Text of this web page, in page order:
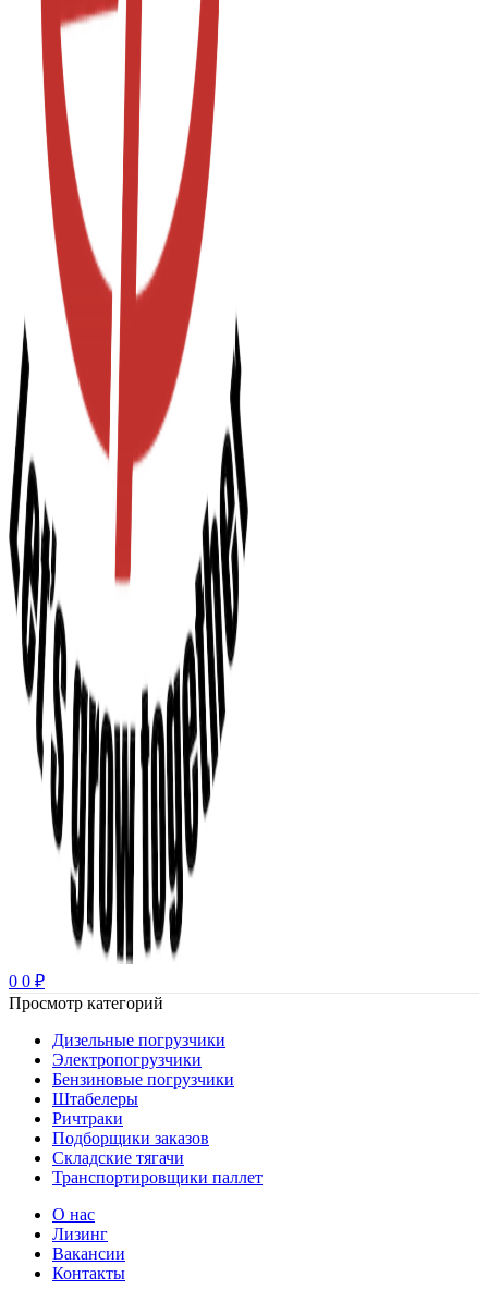
0 0 ₽
Просмотр категорий
Дизельные погрузчики
Электропогрузчики
Бензиновые погрузчики
Штабелеры
Ричтраки
Подборщики заказов
Складские тягачи
Транспортировщики паллет
О нас
Лизинг
Вакансии
Контакты